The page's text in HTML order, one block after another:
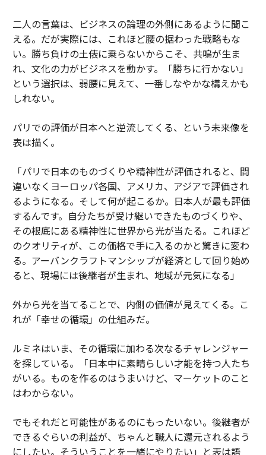
二人の言葉は、ビジネスの論理の外側にあるように聞こ
える。だが実際には、これほど腰の据わった戦略もな
い。勝ち負けの土俵に乗らないからこそ、共鳴が生ま
れ、文化の力がビジネスを動かす。「勝ちに行かない」
という選択は、弱腰に見えて、一番しなやかな構えかも
しれない。
パリでの評価が日本へと逆流してくる、という未来像を
表は描く。
「パリで日本のものづくりや精神性が評価されると、間
違いなくヨーロッパ各国、アメリカ、アジアで評価され
るようになる。そして何が起こるか。日本人が最も評価
するんです。自分たちが受け継いできたものづくりや、
その根底にある精神性に世界から光が当たる。これほど
のクオリティが、この価格で手に入るのかと驚きに変わ
る。アーバンクラフトマンシップが経済として回り始め
ると、現場には後継者が生まれ、地域が元気になる」
外から光を当てることで、内側の価値が見えてくる。こ
れが「幸せの循環」の仕組みだ。
ルミネはいま、その循環に加わる次なるチャレンジャー
を探している。「日本中に素晴らしい才能を持つ人たち
がいる。ものを作るのはうまいけど、マーケットのこと
はわからない。
でもそれだと可能性があるのにもったいない。後継者が
できるぐらいの利益が、ちゃんと職人に還元されるよう
にしたい。そういうことを一緒にやりたい」と表は語